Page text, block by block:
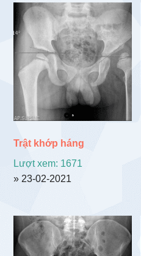
Trật khớp háng
Lượt xem: 1671
» 23-02-2021